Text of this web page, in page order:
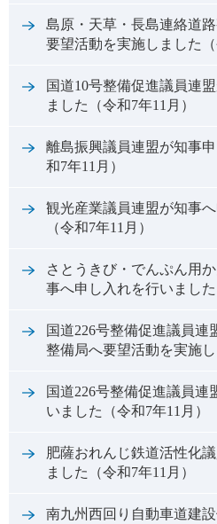
島原・天草・長島連絡道
要望活動を実施しました（
国道10号整備促進議員連
ました（令和7年11月）
離島振興議員連盟が知事
和7年11月）
観光産業議員連盟が知事
（令和7年11月）
さとうきび・でんぷん用
事へ申し入れを行いました
国道226号整備促進議員
整備局へ要望活動を実施し
国道226号整備促進議員
いました（令和7年11月）
肥薩おれんじ鉄道活性化
ました（令和7年11月）
南九州西回り自動車道建